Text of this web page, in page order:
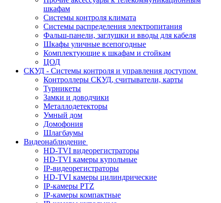
шкафам
Системы контроля климата
Системы распределения электропитания
Фальш-панели, заглушки и вводы для кабеля
Шкафы уличные всепогодные
Комплектующие к шкафам и стойкам
ЦОД
СКУД - Системы контроля и управления доступом
Контроллеры СКУД, считыватели, карты
Турникеты
Замки и доводчики
Металлодетекторы
Умный дом
Домофония
Шлагбаумы
Видеонаблюдение
HD-TVI видеорегистраторы
HD-TVI камеры купольные
IP-видеорегистраторы
HD-TVI камеры цилиндрические
IP-камеры PTZ
IP-камеры компактные